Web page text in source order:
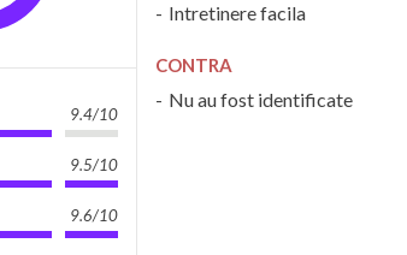
9.4/10
9.5/10
9.6/10
Intretinere facila
CONTRA
Nu au fost identificate